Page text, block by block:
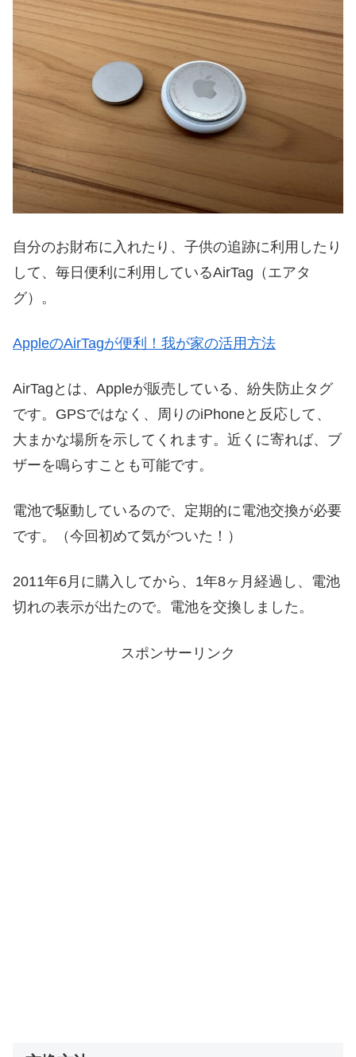
自分のお財布に入れたり、子供の追跡に利用したり
して、毎日便利に利用しているAirTag（エアタ
グ）。
AppleのAirTagが便利！我が家の活用方法
AirTagとは、Appleが販売している、紛失防止タグ
です。GPSではなく、周りのiPhoneと反応して、
大まかな場所を示してくれます。近くに寄れば、ブ
ザーを鳴らすことも可能です。
電池で駆動しているので、定期的に電池交換が必要
です。（今回初めて気がついた！）
2011年6月に購入してから、1年8ヶ月経過し、電池
切れの表示が出たので。電池を交換しました。
スポンサーリンク